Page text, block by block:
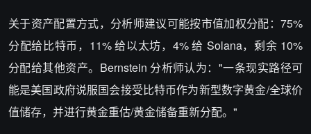
关于资产配置方式，分析师建议可能按市值加权分配：75%
分配给比特币，11% 给以太坊，4% 给 Solana，剩余 10%
分配给其他资产。Bernstein 分析师认为："一条现实路径可
能是美国政府说服国会接受比特币作为新型数字黄金/全球价
值储存，并进行黄金重估/黄金储备重新分配。"